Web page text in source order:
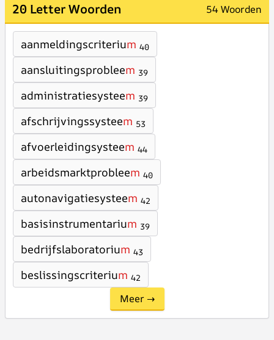
20 Letter Woorden 54 Woorden
aanmeldingscriterium 40
aansluitingsprobleem 39
administratiesysteem 39
afschrijvingssysteem 53
afvoerleidingsysteem 44
arbeidsmarktprobleem 40
autonavigatiesysteem 42
basisinstrumentarium 39
bedrijfslaboratorium 43
beslissingscriterium 42
Meer →